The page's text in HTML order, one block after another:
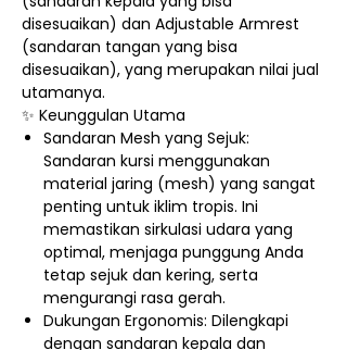
disesuaikan) dan Adjustable Armrest
(sandaran tangan yang bisa
disesuaikan), yang merupakan nilai jual
utamanya.
✨ Keunggulan Utama
Sandaran Mesh yang Sejuk:
Sandaran kursi menggunakan
material jaring (mesh) yang sangat
penting untuk iklim tropis. Ini
memastikan sirkulasi udara yang
optimal, menjaga punggung Anda
tetap sejuk dan kering, serta
mengurangi rasa gerah.
Dukungan Ergonomis: Dilengkapi
dengan sandaran kepala dan